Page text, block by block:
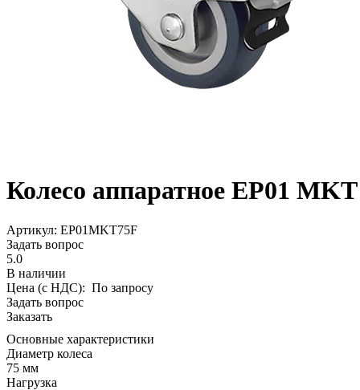
Колесо аппаратное EP01
Aртикул: EP01MKT75F
Задать вопрос
5.0
В наличии
Цена (с НДС): По запросу
Задать вопрос
Заказать
Основные характеристики
Диаметр колеса
75 мм
Нагрузка